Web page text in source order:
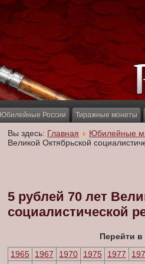
Юбилейные России Тиражные монеты
Вы здесь: Главная
Юбилейные
Великой Октябрьской
5 рублей 70 лет
социалистической
Перейти в
1965
1967 1970 1975 1977